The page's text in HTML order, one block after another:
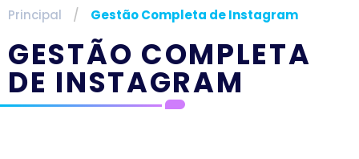
Principal / Gestão Completa de Instagram
GESTÃO COMPLETA
DE INSTAGRAM